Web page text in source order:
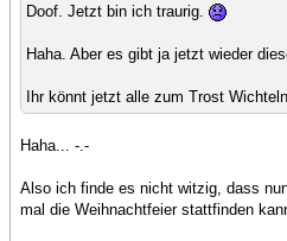
Doof. Jetzt bin ich traurig.
Haha. Aber es gibt ja jetzt wieder
Ihr könnt jetzt alle zum Trost Wichteln.
Haha... -.-
Also ich finde es nicht witzig, dass
mal die Weihnachtfeier stattfinden